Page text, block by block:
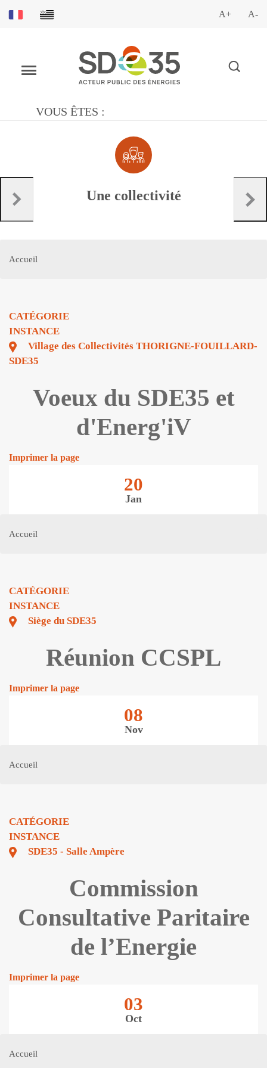
A+ A-
VOUS ÊTES :
Une collectivité
Accueil
CATÉGORIE
INSTANCE
Village des Collectivités THORIGNE-FOUILLARD-
SDE35
Voeux du SDE35 et
d'Energ'iV
Imprimer la page
20
Jan
Accueil
CATÉGORIE
INSTANCE
Siège du SDE35
Réunion CCSPL
Imprimer la page
08
Nov
Accueil
CATÉGORIE
INSTANCE
SDE35 - Salle Ampère
Commission
Consultative Paritaire
de l’Energie
Imprimer la page
03
Oct
Accueil